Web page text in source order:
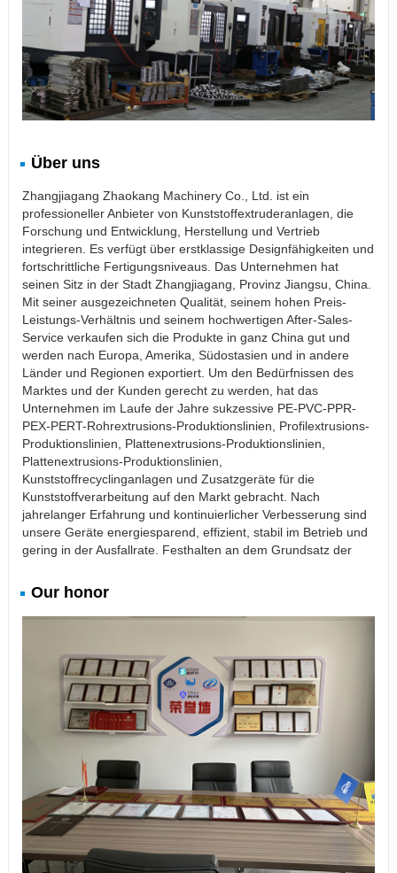
Über uns
Zhangjiagang Zhaokang Machinery Co., Ltd. ist ein
professioneller Anbieter von Kunststoffextruderanlagen, die
Forschung und Entwicklung, Herstellung und Vertrieb
integrieren. Es verfügt über erstklassige Designfähigkeiten und
fortschrittliche Fertigungsniveaus. Das Unternehmen hat
seinen Sitz in der Stadt Zhangjiagang, Provinz Jiangsu, China.
Mit seiner ausgezeichneten Qualität, seinem hohen Preis-
Leistungs-Verhältnis und seinem hochwertigen After-Sales-
Service verkaufen sich die Produkte in ganz China gut und
werden nach Europa, Amerika, Südostasien und in andere
Länder und Regionen exportiert. Um den Bedürfnissen des
Marktes und der Kunden gerecht zu werden, hat das
Unternehmen im Laufe der Jahre sukzessive PE-PVC-PPR-
PEX-PERT-Rohrextrusions-Produktionslinien, Profilextrusions-
Produktionslinien, Plattenextrusions-Produktionslinien,
Plattenextrusions-Produktionslinien,
Kunststoffrecyclinganlagen und Zusatzgeräte für die
Kunststoffverarbeitung auf den Markt gebracht. Nach
jahrelanger Erfahrung und kontinuierlicher Verbesserung sind
unsere Geräte energiesparend, effizient, stabil im Betrieb und
gering in der Ausfallrate. Festhalten an dem Grundsatz der
Our honor